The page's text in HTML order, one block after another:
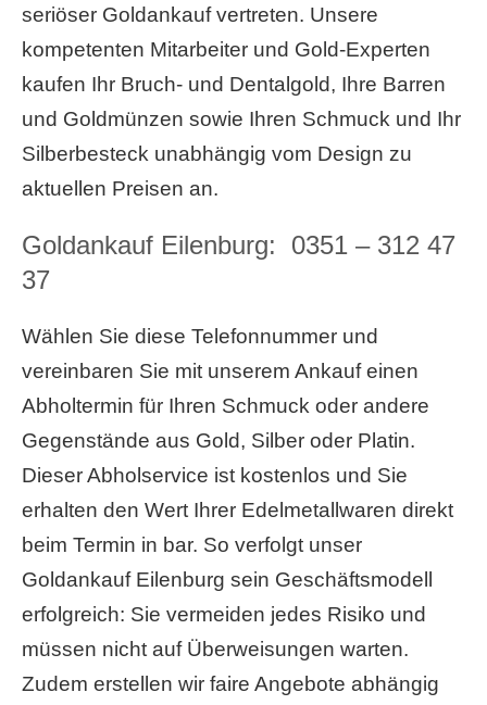
seriöser Goldankauf vertreten. Unsere
kompetenten Mitarbeiter und Gold-Experten
kaufen Ihr Bruch- und Dentalgold, Ihre Barren
und Goldmünzen sowie Ihren Schmuck und Ihr
Silberbesteck unabhängig vom Design zu
aktuellen Preisen an.
Goldankauf Eilenburg: 0351 – 312 47
37
Wählen Sie diese Telefonnummer und
vereinbaren Sie mit unserem Ankauf einen
Abholtermin für Ihren Schmuck oder andere
Gegenstände aus Gold, Silber oder Platin.
Dieser Abholservice ist kostenlos und Sie
erhalten den Wert Ihrer Edelmetallwaren direkt
beim Termin in bar. So verfolgt unser
Goldankauf Eilenburg sein Geschäftsmodell
erfolgreich: Sie vermeiden jedes Risiko und
müssen nicht auf Überweisungen warten.
Zudem erstellen wir faire Angebote abhängig